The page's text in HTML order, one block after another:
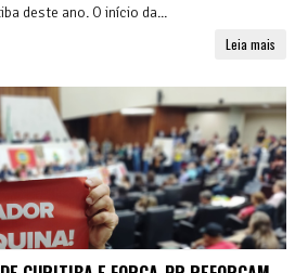
deste ano. O início da...
Leia mais